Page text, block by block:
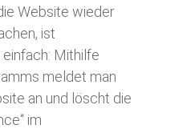
Website wieder
ist
Mithilfe
meldet man
an und löscht die
im